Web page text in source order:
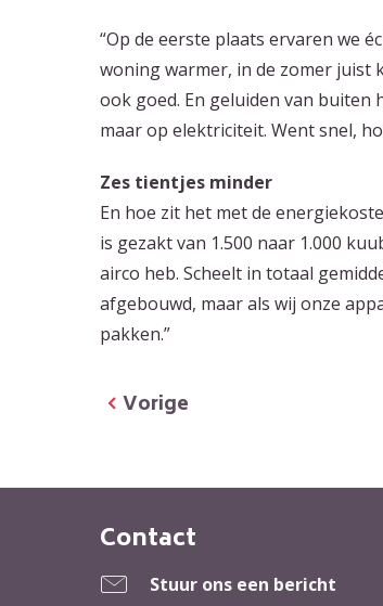
“Op de eerste plaats ervaren we
woning warmer, in de zomer juist
ook goed. En geluiden van
maar op elektriciteit. Went snel,
Zes tientjes minder
En hoe zit het met de
is gezakt van 1.500 naar 1.000
airco heb. Scheelt in totaal
afgebouwd, maar als wij onze
pakken.”
Vorige
Contactinformatie
Contact
Stuur ons een bericht